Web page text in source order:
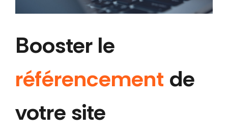
Booster le
référencement de
votre site